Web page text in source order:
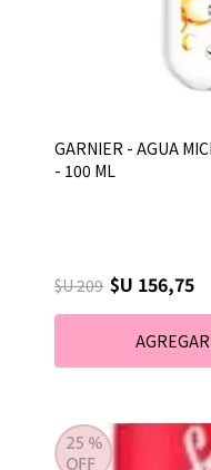
GARNIER - AGUA
- 100 ML
$U 209 $U 156,75